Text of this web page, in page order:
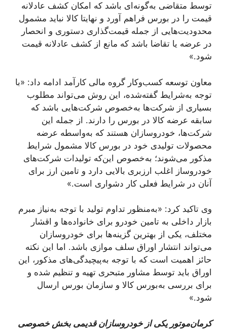
توسط متقاضی به‌گونه‌ای باشد که امکان کشف عادلانه
قیمت را در بورس فراهم آورد و نهایتا کالا نباید مشمول
محدودیت‌هایی از جمله قیمت‌گذاری دستوری و انحصار
در عرضه یا تقاضا باشد که مانع از کشف عادلانه قیمت
شود.»
معاون توسعه کسب‌وکار گروه مالی کارآمد ادامه داد: «با
توجه به‌شرایط گفته‌شده، این روش می‌تواند مطلوب
بسیاری از شرکت‌ها به‌خصوص شرکت‌هایی باشد که
سابقه عرضه کالا در بورس را دارند. از جمله این
شرکت‌ها، خودروسازان هستند که به‌واسطه عرضه
محصولات تولیدی خود در بورس کالا مشمول شرایط
مذکور می‌شوند؛ به‌خصوص این‌که تولیدات شرکت‌های
خودروساز اغلب ارزبری بالایی دارد و تامین ارز برای
آنان در شرایط فعلی کار دشواری است.»
وی تاکید کرد: «به‌منظور تداوم تولید با توجه به‌نیاز مبرم
بازار داخلی به تامین خودرو برای خانواده‌ها و اقشار
مختلف، یکی از بهترین گزینه‌ها برای خودروسازان
می‌تواند انتشار اوراق سلف موازی باشد. اما این نکته
حائز اهمیت است که با توجه به‌پیچیدگی‌های مذکور، این
اوراق باید توسط مشاور متبحری تهیه و تنظیم شده و
برای بررسی به‌بورس کالا و سازمان بورس ارسال
شود.»
کرمان‌موتور یکی از خودروسازان قدیمی بخش خصوصی